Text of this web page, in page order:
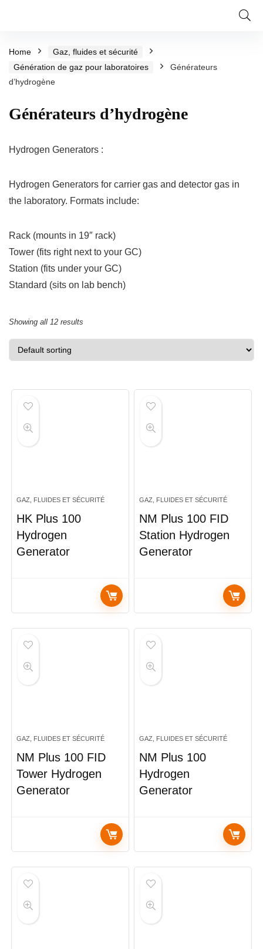
Home
Gaz, fluides et sécurité
Génération de gaz pour laboratoires
Générateurs
d’hydrogène
Générateurs d’hydrogène
Hydrogen Generators :
Hydrogen Generators for carrier gas and detector gas in
the laboratory. Formats include:
Rack (mounts in 19″ rack)
Tower (fits right next to your GC)
Station (fits under your GC)
Standard (sits on lab bench)
Showing all 12 results
GAZ, FLUIDES ET SÉCURITÉ
HK Plus 100
Hydrogen
Generator
GAZ, FLUIDES ET SÉCURITÉ
NM Plus 100 FID
Station Hydrogen
Generator
GAZ, FLUIDES ET SÉCURITÉ
NM Plus 100 FID
Tower Hydrogen
Generator
GAZ, FLUIDES ET SÉCURITÉ
NM Plus 100
Hydrogen
Generator